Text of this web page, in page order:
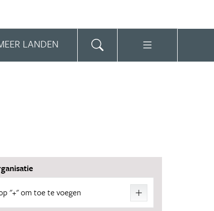
LANDEN
"+" om toe te voegen